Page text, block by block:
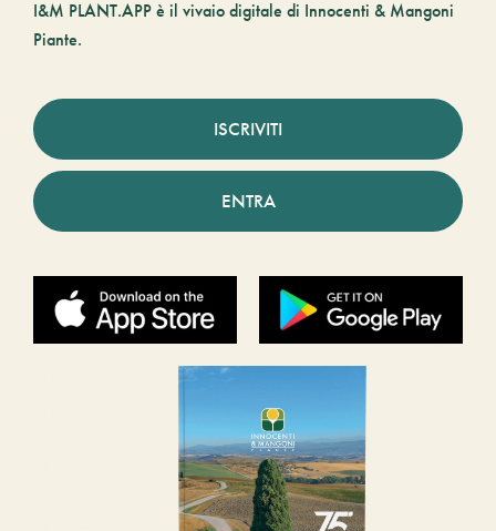
I&M PLANT.APP è il vivaio digitale di Innocenti & Mangoni
Piante.
ISCRIVITI
ENTRA